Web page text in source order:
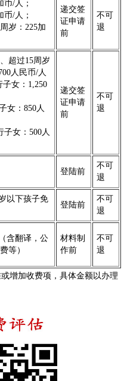
币/人；
币/人；
岁：225加
递交签
证申请
前
不可
退
超过15周岁
人民币/人
子女：1,250
女：850人
子女：500人
递交签
证申请
前
不可
退
登陆前
不可
退
以下孩子免
登陆前
不可
退
含翻译，公
等）
材料制
作前
不可
退
增加收费项，具体金额以办理